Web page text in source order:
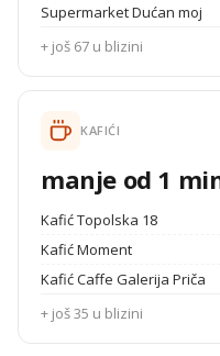
Supermarket Dućan moj
+ još 67 u blizini
KAFIĆI
manje od 1
Kafić Topolska 18
Kafić Moment
Kafić Caffe Galerija Priča
+ još 35 u blizini